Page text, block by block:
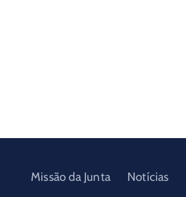
Missão da Junta Notícias